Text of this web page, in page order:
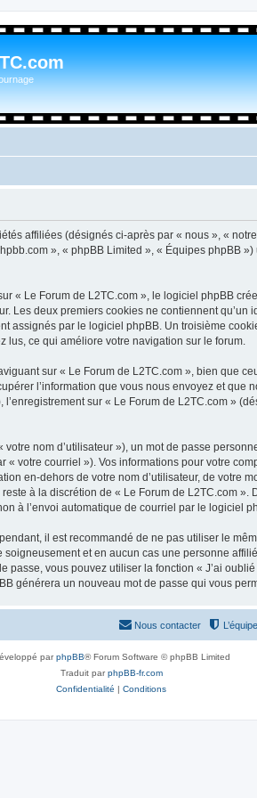
affiliées (désignés ci-après par « nous », «
», « phpBB Limited », « Équipes phpBB
« Le Forum de L2TC.com », le logiciel phpBB
Les deux premiers cookies ne contiennent
assignés par le logiciel phpBB. Un troisième
lus, ce qui améliore votre navigation sur le forum.
sur « Le Forum de L2TC.com », bien que
l’information que vous nous envoyez et que
sur « Le Forum de L2TC.com »
nom d’utilisateur »), un mot de passe
votre courriel »). Vos informations pour votre
en-dehors de votre nom d’utilisateur, de votre
à la discrétion de « Le Forum de L2TC.com
à l’envoi automatique de courriel par le logiciel
il est recommandé de ne pas utiliser le
et en aucun cas une personne
vous pouvez utiliser la fonction « J’ai
générera un nouveau mot de passe qui vous
Nous contacter
parphpBB® Forum Software © phpBB Limited
Traduit parphpBB-fr.com
Confidentialité | Conditions